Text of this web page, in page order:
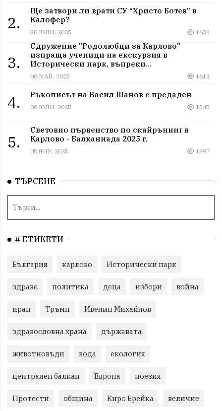
2.
Ще затвори ли врати СУ “Христо Ботев” в
Калофер?
30 ЮЛИ, 2025 1634
3.
Сдружение "Родолюбци за Карлово"
изпраща ученици на екскурзия в
Исторически парк, въпреки
дискриминацията
08 МАЙ, 2025 1612
4. Ръкописът на Васил Шанов е предаден
08 ЮЛИ, 2025 1545
5.
Световно първенство по скайрънинг в
Карлово - Балканиада 2025 г.
05 ЯНУ, 2025 1397
ТЪРСЕНЕ
# ЕТИКЕТИ
България карлово Исторически парк
здраве политика деца избори война
иран Тръмп Ивелин Михайлов
здравословна храна държавата
животновъди вода екология
централен балкан Европа поезия
Протести община Киро Брейка величие